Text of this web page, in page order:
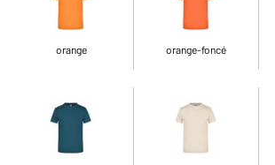
orange orange-foncé